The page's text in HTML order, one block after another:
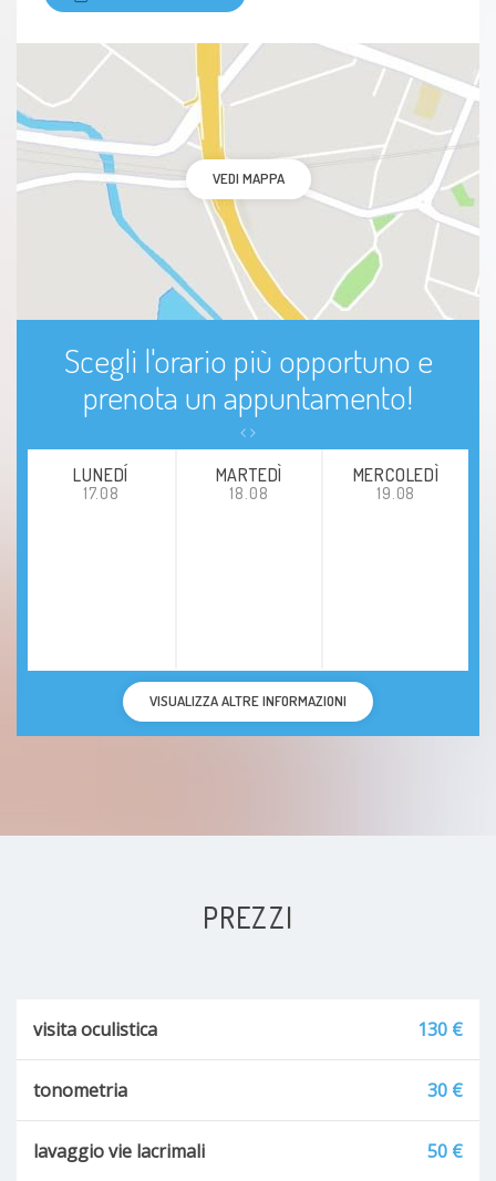
VEDI MAPPA
Scegli l'orario più opportuno e
prenota un appuntamento!
LUNEDÍ
17.08
MARTEDÌ
18.08
MERCOLEDÌ
19.08
VISUALIZZA ALTRE INFORMAZIONI
PREZZI
visita oculistica 130 €
tonometria 30 €
lavaggio vie lacrimali 50 €